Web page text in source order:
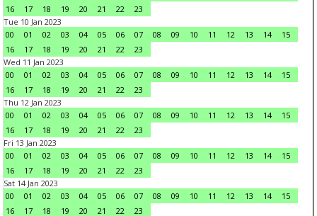
16 17 18 19 20 21 22
23
Tue 10 Jan 2023
00
01 02 03 04 05 06 07 08 09 10 11 12 13 14
15
16
17 18 19 20 21 22
23
Wed 11 Jan 2023
00
01 02 03 04 05 06 07 08 09 10 11 12 13 14
15
16
17 18 19 20 21 22
23
Thu 12 Jan 2023
00
01 02 03 04 05 06 07 08 09 10 11 12 13 14
15
16
17 18 19 20 21 22
23
Fri 13 Jan 2023
00
01 02 03 04 05 06 07 08 09 10 11 12 13 14
15
16
17 18 19 20 21 22
23
Sat 14 Jan 2023
00
01 02 03 04 05 06 07 08 09 10 11 12 13 14
15
16
17 18 19 20 21 22
23